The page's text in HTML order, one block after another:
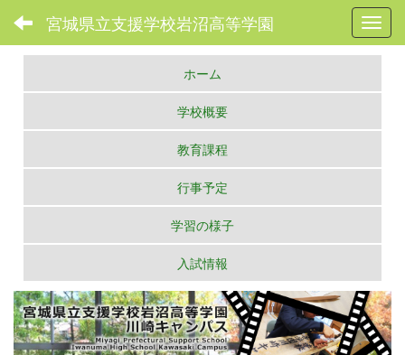
宮城県立支援学校岩沼高等学園
ホーム
学校概要
教育課程
行事予定
学習の様子
入試情報